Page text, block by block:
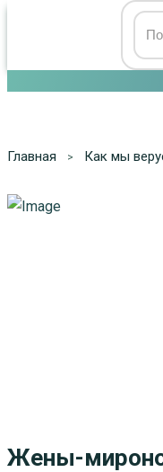
Главная Как мы
Жены-